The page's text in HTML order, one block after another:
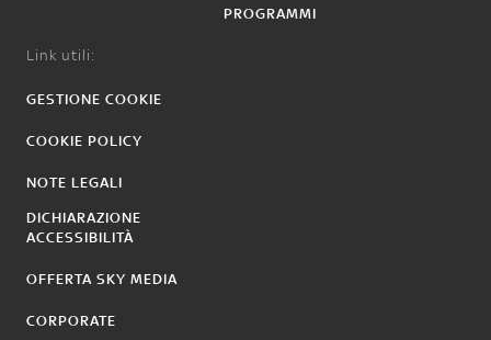
PROGRAMMI
Link utili:
GESTIONE COOKIE
COOKIE POLICY
NOTE LEGALI
DICHIARAZIONE
ACCESSIBILITÀ
OFFERTA SKY MEDIA
CORPORATE